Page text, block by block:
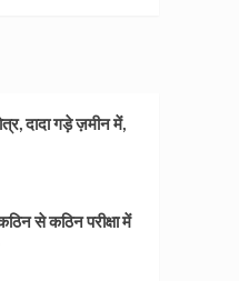
दादा गड़े ज़मीन में,
से कठिन परीक्षा में